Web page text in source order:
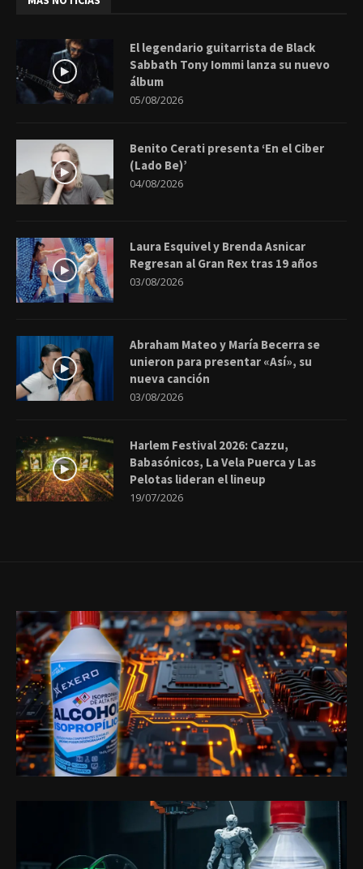
El legendario guitarrista de Black
Sabbath Tony Iommi lanza su nuevo
álbum
05/08/2026
Benito Cerati presenta ‘En el Ciber
(Lado Be)’
04/08/2026
Laura Esquivel y Brenda Asnicar
Regresan al Gran Rex tras 19 años
03/08/2026
Abraham Mateo y María Becerra se
unieron para presentar «Así», su
nueva canción
03/08/2026
Harlem Festival 2026: Cazzu,
Babasónicos, La Vela Puerca y Las
Pelotas lideran el lineup
19/07/2026